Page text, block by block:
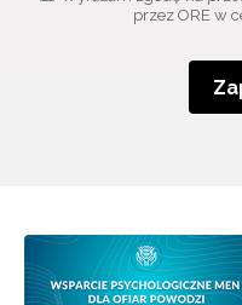
przez ORE w